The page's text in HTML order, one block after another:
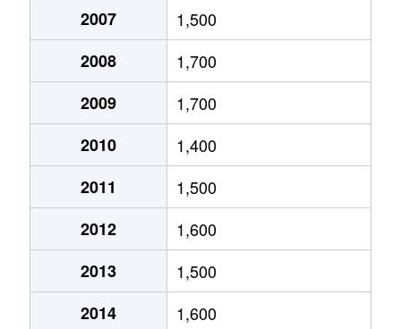
今福西
1,400万円 蒲生四丁目
今福西
2,200万円 蒲生四丁目
今福西
2,100万円 蒲生四丁目
今福西
3,800万円 蒲生四丁目
今福西
1,700万円 蒲生四丁目
今福西
1,900万円 蒲生四丁目
今福西
2,000万円 蒲生四丁目
今福西
3,300万円 蒲生四丁目
2007
1,500
2008
1,700
2009
1,700
2010
1,400
2011
1,500
2012
1,600
2013
1,500
2014
1,600